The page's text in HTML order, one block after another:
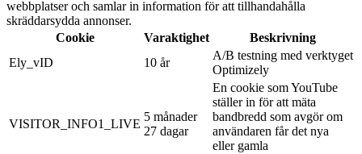
webbplatser och samlar in information för att tillhandahålla
skräddarsydda annonser.
Cookie
Varaktighet
Beskrivning
Ely_vID
10 år
A/B testning med verktyget
Optimizely
VISITOR_INFO1_LIVE
5 månader
27 dagar
En cookie som YouTube
ställer in för att mäta
bandbredd som avgör om
användaren får det nya
eller gamla